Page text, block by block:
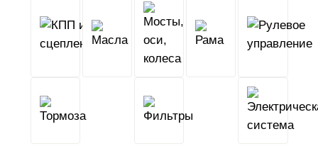
КПП
оси,
Рама
Тормоза Фильтры